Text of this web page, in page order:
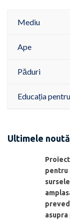
Mediu
Ape
Păduri
Educația
Ultimele
pentru